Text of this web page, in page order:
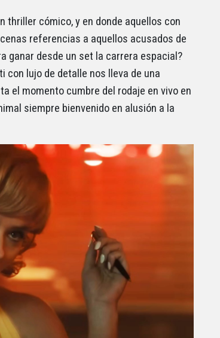
thriller cómico, y en donde aquellos con
referencias a aquellos acusados de
ganar desde un set la carrera espacial?
con lujo de detalle nos lleva de una
el momento cumbre del rodaje en vivo en
siempre bienvenido en alusión a la